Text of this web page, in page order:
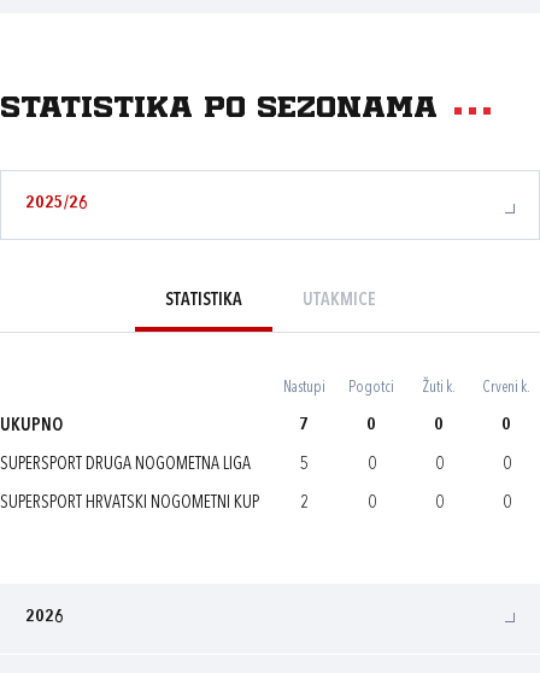
Statistika po sezonama
2025/26
STATISTIKA UTAKMICE
Nastupi Pogotci Žuti k. Crveni k.
UKUPNO 7 0 0 0
SUPERSPORT DRUGA NOGOMETNA LIGA 5 0 0 0
SUPERSPORT HRVATSKI NOGOMETNI KUP 2 0 0 0
2026